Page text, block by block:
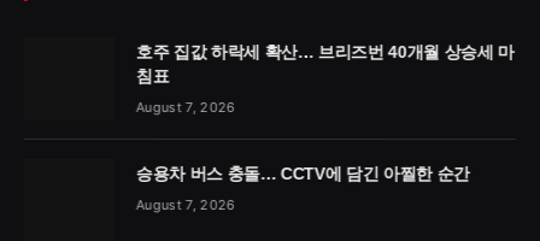
호주 집값 하락세 확산… 브리즈번 40개월 상승세 마
침표
August 7, 2026
승용차 버스 충돌… CCTV에 담긴 아찔한 순간
August 7, 2026